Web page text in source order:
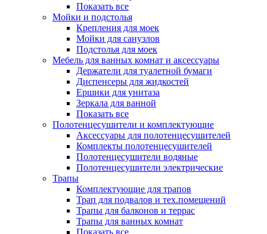
Показать все
Мойки и подстолья
Крепления для моек
Мойки для санузлов
Подстолья для моек
Мебель для ванных комнат и аксессуары
Держатели для туалетной бумаги
Диспенсеры для жидкостей
Ершики для унитаза
Зеркала для ванной
Показать все
Полотенцесушители и комплектующие
Аксессуары для полотенцесушителей
Комплекты полотенцесушителей
Полотенцесушители водяные
Полотенцесушители электрические
Трапы
Комплектующие для трапов
Трап для подвалов и тех.помещений
Трапы для балконов и террас
Трапы для ванных комнат
Показать все